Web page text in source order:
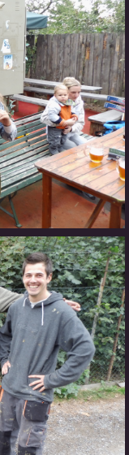
2. 1. 2025|